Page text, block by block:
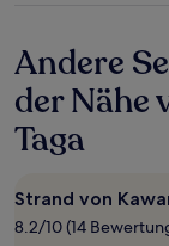
Andere
der Nähe
Taga
Strand von
8.2/10 (14